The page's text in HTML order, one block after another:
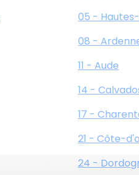
05 -
08 -
11 - Aude
14 -
17 -
21 - Côte-
24 -